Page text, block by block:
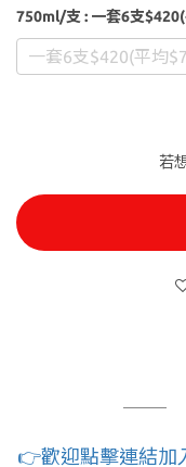
750ml/支 : 一套6支
一套6支$420(平均
若
👉歡迎點擊連結加